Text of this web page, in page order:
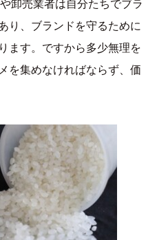
卸売業者は自分たちでブラ
り、ブランドを守るために
ます。ですから多少無理を
を集めなければならず、価